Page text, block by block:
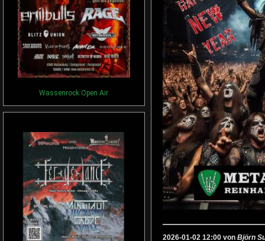
Wassenrock Open Air
2026-01-02 12:00 von Björn